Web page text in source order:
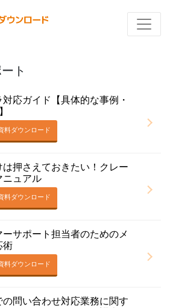
ト
対応ガイド【具体的な事例・
料ダウンロード
は押さえておきたい！クレー
ニュアル
料ダウンロード
ーサポート担当者のためのメ
術
料ダウンロード
の問い合わせ対応業務に関す